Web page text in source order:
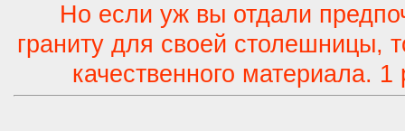
Но если уж вы отдали
граниту для своей столешницы,
качественного материала.